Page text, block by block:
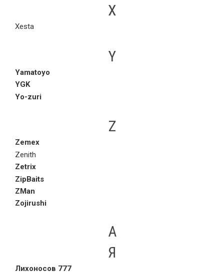
X
Xesta
Y
Yamatoyo
YGK
Yo-zuri
Z
Zemex
Zenith
Zetrix
ZipBaits
ZMan
Zojirushi
А
Я
Лихоносов 777